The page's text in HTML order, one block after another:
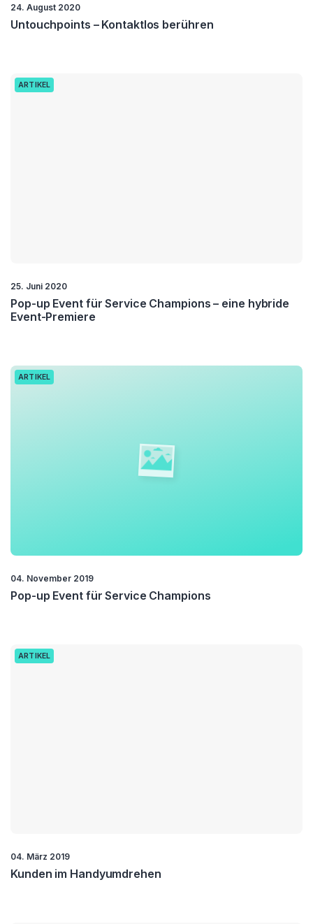
24. August 2020
Untouchpoints – Kontaktlos berühren
ARTIKEL
25. Juni 2020
Pop-up Event für Service Champions – eine hybride
Event-Premiere
ARTIKEL
04. November 2019
Pop-up Event für Service Champions
ARTIKEL
04. März 2019
Kunden im Handyumdrehen